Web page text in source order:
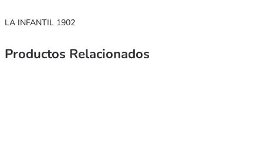
LA INFANTIL 1902
Productos Relacionados